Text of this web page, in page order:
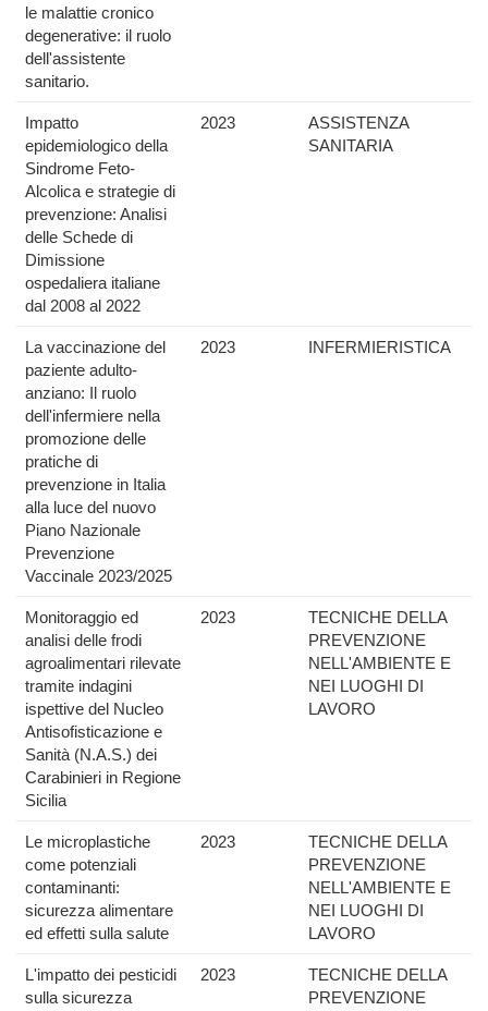
le malattie cronico
degenerative: il ruolo
dell'assistente
sanitario.
Impatto
epidemiologico della
Sindrome Feto-
Alcolica e strategie di
prevenzione: Analisi
delle Schede di
Dimissione
ospedaliera italiane
dal 2008 al 2022
2023
ASSISTENZA
SANITARIA
La vaccinazione del
paziente adulto-
anziano: Il ruolo
dell'infermiere nella
promozione delle
pratiche di
prevenzione in Italia
alla luce del nuovo
Piano Nazionale
Prevenzione
Vaccinale 2023/2025
2023 INFERMIERISTICA
Monitoraggio ed
analisi delle frodi
agroalimentari rilevate
tramite indagini
ispettive del Nucleo
Antisofisticazione e
Sanità (N.A.S.) dei
Carabinieri in Regione
Sicilia
2023
TECNICHE DELLA
PREVENZIONE
NELL'AMBIENTE E
NEI LUOGHI DI
LAVORO
Le microplastiche
come potenziali
contaminanti:
sicurezza alimentare
ed effetti sulla salute
2023
TECNICHE DELLA
PREVENZIONE
NELL'AMBIENTE E
NEI LUOGHI DI
LAVORO
L'impatto dei pesticidi
sulla sicurezza
2023
TECNICHE DELLA
PREVENZIONE